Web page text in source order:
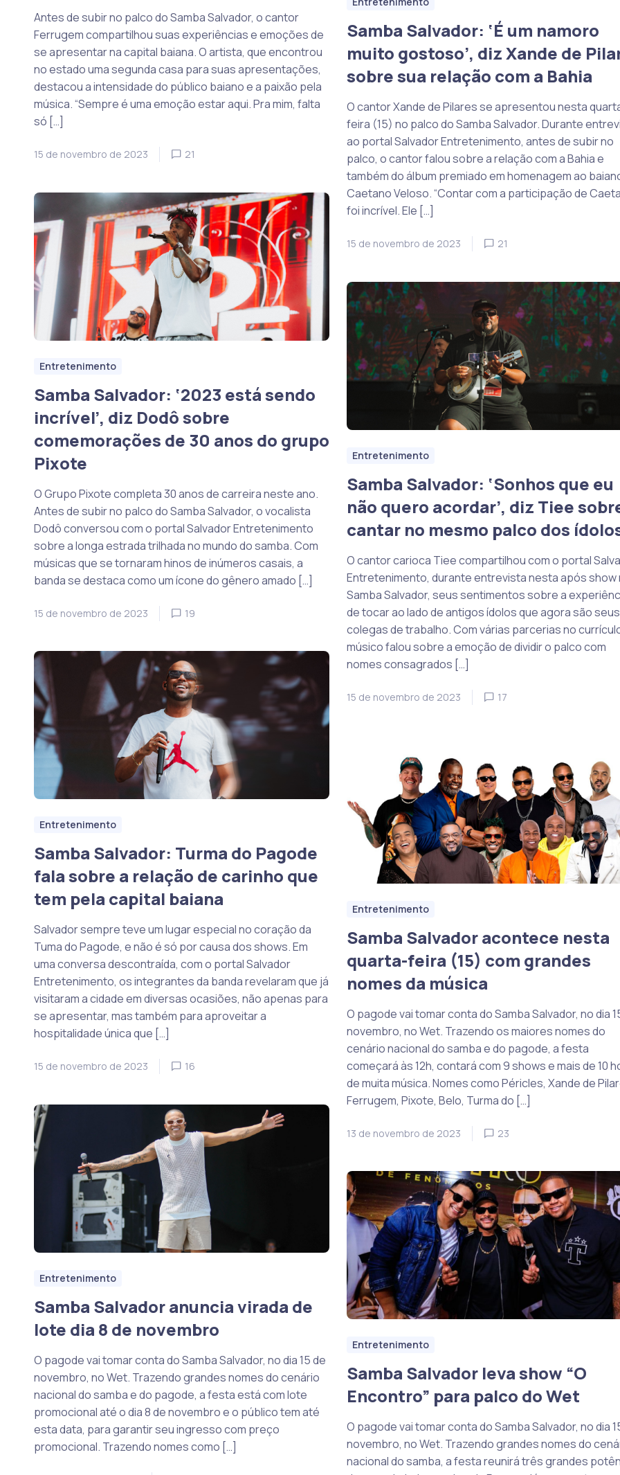
Antes de subir no palco do Samba Salvador, o cantor
Ferrugem compartilhou suas experiências e emoções de
se apresentar na capital baiana. O artista, que encontrou
no estado uma segunda casa para suas apresentações,
destacou a intensidade do público baiano e a paixão pela
música. “Sempre é uma emoção estar aqui. Pra mim, falta
só […]
15 de novembro de 2023 21
Samba Salvador: ‘É um namoro
muito gostoso’, diz Xande de
sobre sua relação com a Bahia
O cantor Xande de Pilares se apresentou nesta
feira (15) no palco do Samba Salvador. Durante
ao portal Salvador Entretenimento, antes de subir no
palco, o cantor falou sobre a relação com a Bahia e
também do álbum premiado em homenagem ao
Caetano Veloso. “Contar com a participação de
foi incrível. Ele […]
15 de novembro de 2023 21
Entretenimento
Samba Salvador: ‘2023 está sendo
incrível’, diz Dodô sobre
comemorações de 30 anos do grupo
Pixote
O Grupo Pixote completa 30 anos de carreira neste ano.
Antes de subir no palco do Samba Salvador, o vocalista
Dodô conversou com o portal Salvador Entretenimento
sobre a longa estrada trilhada no mundo do samba. Com
músicas que se tornaram hinos de inúmeros casais, a
banda se destaca como um ícone do gênero amado […]
15 de novembro de 2023 19
Entretenimento
Samba Salvador: ‘Sonhos que eu
não quero acordar’, diz Tiee
cantar no mesmo palco dos
O cantor carioca Tiee compartilhou com o portal
Entretenimento, durante entrevista nesta após show
Samba Salvador, seus sentimentos sobre a
de tocar ao lado de antigos ídolos que agora são seus
colegas de trabalho. Com várias parcerias no
músico falou sobre a emoção de dividir o palco com
nomes consagrados […]
15 de novembro de 2023 17
Entretenimento
Samba Salvador: Turma do Pagode
fala sobre a relação de carinho que
tem pela capital baiana
Salvador sempre teve um lugar especial no coração da
Tuma do Pagode, e não é só por causa dos shows. Em
uma conversa descontraída, com o portal Salvador
Entretenimento, os integrantes da banda revelaram que já
visitaram a cidade em diversas ocasiões, não apenas para
se apresentar, mas também para aproveitar a
hospitalidade única que […]
15 de novembro de 2023 16
Entretenimento
Samba Salvador acontece nesta
quarta-feira (15) com grandes
nomes da música
O pagode vai tomar conta do Samba Salvador, no dia
novembro, no Wet. Trazendo os maiores nomes do
cenário nacional do samba e do pagode, a festa
começará às 12h, contará com 9 shows e mais de 10
de muita música. Nomes como Péricles, Xande de
Ferrugem, Pixote, Belo, Turma do […]
13 de novembro de 2023 23
Entretenimento
Samba Salvador anuncia virada de
lote dia 8 de novembro
O pagode vai tomar conta do Samba Salvador, no dia 15 de
novembro, no Wet. Trazendo grandes nomes do cenário
nacional do samba e do pagode, a festa está com lote
promocional até o dia 8 de novembro e o público tem até
esta data, para garantir seu ingresso com preço
promocional. Trazendo nomes como […]
Entretenimento
Samba Salvador leva show “O
Encontro” para palco do Wet
O pagode vai tomar conta do Samba Salvador, no dia
novembro, no Wet. Trazendo grandes nomes do
nacional do samba, a festa reunirá três grandes